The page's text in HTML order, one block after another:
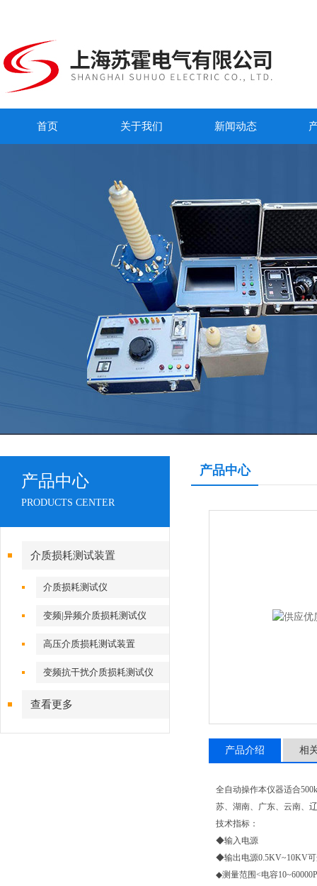
首页 关于我们 新闻动态
产品中心
PRODUCTS CENTER
介质损耗测试装置
介质损耗测试仪
变频|异频介质损耗测试仪
高压介质损耗测试装置
变频抗干扰介质损耗测试仪
查看更多
产品中心
产品介绍 相
全自动操作本仪器适合
苏、湖南、广东、云南、
技术指标：
◆输入电源
◆输出电源0.5KV~10KV
◆测量范围<电容